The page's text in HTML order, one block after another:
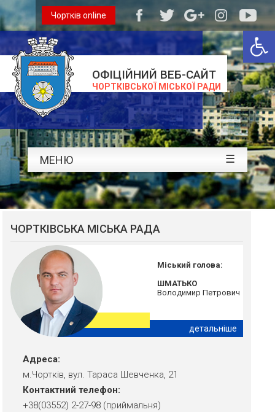
ОФІЦІЙНИЙ ВЕБ-САЙТ
ЧОРТКІВСЬКОЇ МІСЬКОЇ РАДИ
Чортків online
МЕНЮ ☰
ЧОРТКІВСЬКА МІСЬКА РАДА
Міський голова:
ШМАТЬКО
Володимир Петрович
детальніше
Адреса:
м.Чортків, вул. Тараса Шевченка, 21
Контактний телефон:
+38(03552) 2-27-98 (приймальня)